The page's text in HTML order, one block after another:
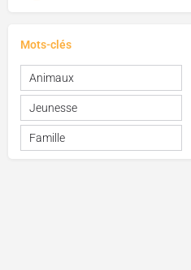
Mots-clés
Animaux
Jeunesse
Famille